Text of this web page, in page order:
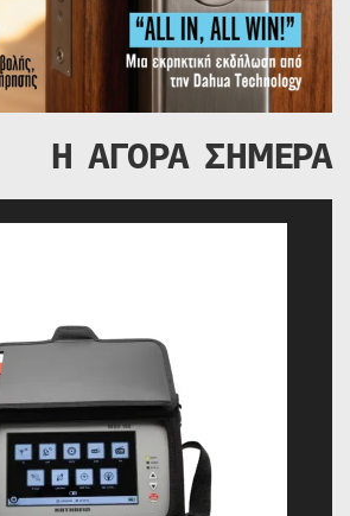
Η ΑΓΟΡΑ ΣΗΜΕΡΑ